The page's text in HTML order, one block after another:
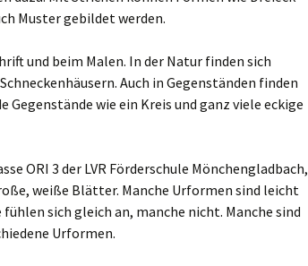
Muster gebildet werden.
und beim Malen. In der Natur finden sich
Auch in Gegenständen finden
Gegenstände wie ein Kreis und ganz viele eckige
ORI 3 der LVR Förderschule Mönchengladbach,
weiße Blätter. Manche Urformen sind leicht
sich gleich an, manche nicht. Manche sind
Urformen.